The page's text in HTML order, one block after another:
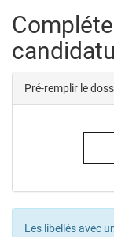
Pré-remplir le
Les libellés avec